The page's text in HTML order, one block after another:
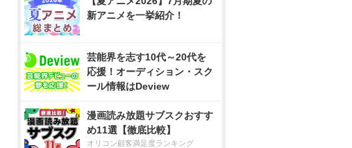
新アニメを一挙紹介！
芸能界を志す10代～20代を
応援！オーディション・スク
ール情報はDeview
漫画読み放題サブスクおすす
め11選【徹底比較】
オリコン顧客満足度ランキング